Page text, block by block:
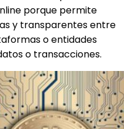
porque permite
y transparentes entre
o entidades
o transacciones.